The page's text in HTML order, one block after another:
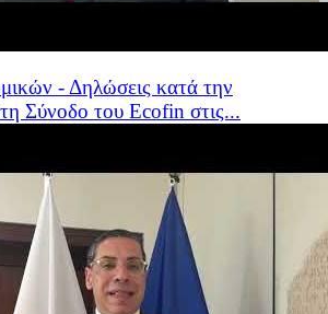
- Δηλώσεις κατά την
Σύνοδο του Ecofin στις...